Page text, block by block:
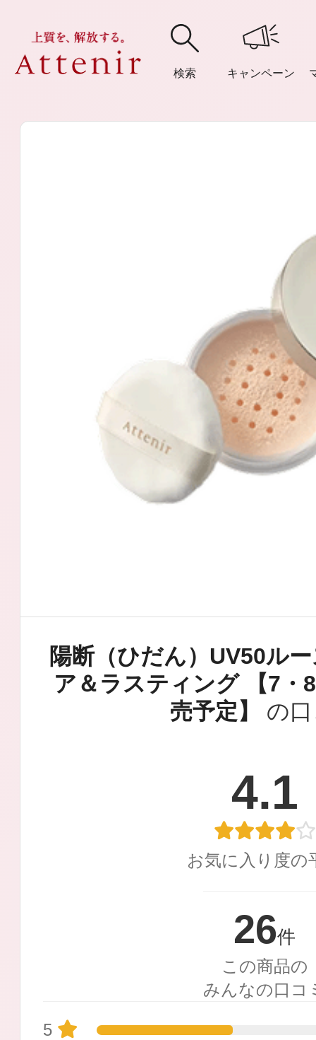
検索 キャンペーン
ブランドサイ
アテニアの「
定期お届けサ
ドレススノー
ドレスリフト
陽断（ひだん）UV50ル
ア＆ラスティング 【7・
売予定】
の
4.1
お気に入り度の
26件
この商品の
みんなの口コ
5